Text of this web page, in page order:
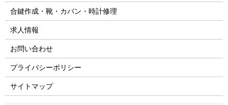
合鍵作成・靴・カバン・時計修理
求人情報
お問い合わせ
プライバシーポリシー
サイトマップ